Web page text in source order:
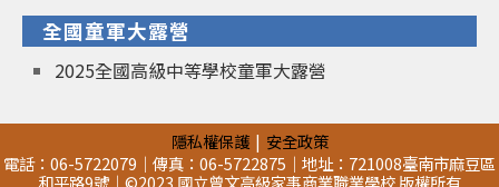
全國童軍大露營
2025全國高級中等學校童軍大露營
隱私權保護
安全政策
電話：06-5722079｜傳真：06-5722875｜地址：721008臺南市麻豆區
和平路9號｜©2023 國立曾文高級家事商業職業學校 版權所有